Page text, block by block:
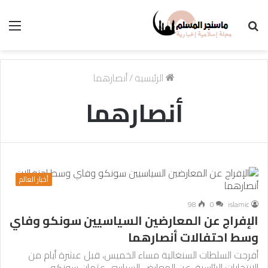
الرئيسية/أنصارهما
أنصارهما
أخبار العالم
islamic
0
98
الإفراج عن المعارضين السياسيين سونكو وفاي
وسط احتفالات أنصارهما
أفرجت السلطات السنغالية مساء الخميس، قبل عشرة أيام من